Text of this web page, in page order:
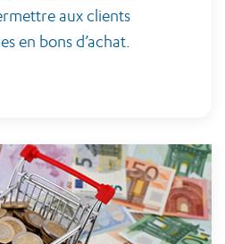
aux clients
en bons d’achat.